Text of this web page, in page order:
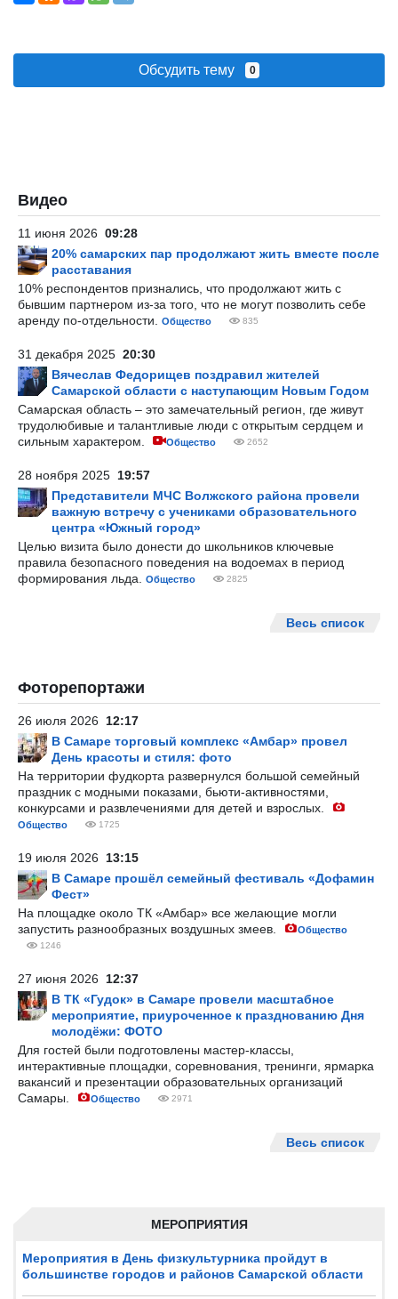
МЕРОПРИЯТИЯ
Мероприятия в День физкультурника пройдут в
большинстве городов и районов Самарской области
Обсудить тему 0
Видео
11 июня 2026 09:28
20% самарских пар продолжают жить вместе после
расставания
10% респондентов признались, что продолжают жить с
бывшим партнером из-за того, что не могут позволить себе
аренду по-отдельности.
Общество 835
31 декабря 2025 20:30
Вячеслав Федорищев поздравил жителей
Самарской области с наступающим Новым Годом
Самарская область – это замечательный регион, где живут
трудолюбивые и талантливые люди с открытым сердцем и
сильным характером.
Общество 2652
28 ноября 2025 19:57
Представители МЧС Волжского района провели
важную встречу с учениками образовательного
центра «Южный город»
Целью визита было донести до школьников ключевые
правила безопасного поведения на водоемах в период
формирования льда.
Общество 2825
Весь список
Фоторепортажи
26 июля 2026 12:17
В Самаре торговый комплекс «Амбар» провел
День красоты и стиля: фото
На территории фудкорта развернулся большой семейный
праздник с модными показами, бьюти-активностями,
конкурсами и развлечениями для детей и взрослых.
Общество 1725
19 июля 2026 13:15
В Самаре прошёл семейный фестиваль «Дофамин
Фест»
На площадке около ТК «Амбар» все желающие могли
запустить разнообразных воздушных змеев.
Общество
1246
27 июня 2026 12:37
В ТК «Гудок» в Самаре провели масштабное
мероприятие, приуроченное к празднованию Дня
молодёжи: ФОТО
Для гостей были подготовлены мастер-классы,
интерактивные площадки, соревнования, тренинги, ярмарка
вакансий и презентации образовательных организаций
Самары.
Общество 2971
Весь список